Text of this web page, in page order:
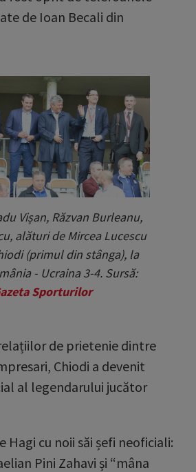
de Ioan Becali din
Vișan, Răzvan Burleanu,
alături de Mircea Lucescu
(primul din stânga), la
- Ucraina 3-4. Sursă:
Sporturilor
de prietenie dintre
Chiodi a devenit
al legendarului jucător
Hagi cu noii săi șefi neoficiali:
Pini Zahavi și “mâna